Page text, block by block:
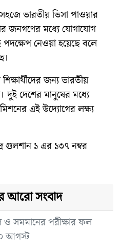
সহজে ভারতীয় ভিসা পাওয়ার
জনগণের মধ্যে যোগাযোগ
নেওয়া হয়েছে বলে
জন্য ভারতীয়
দুই দেশের মানুষের মধ্যে
এই উদ্যোগের লক্ষ্য
গুলশান ১ এর ১৩৭ নম্বর
আরো সংবাদ
সমমানের পরীক্ষার ফল
আগস্ট